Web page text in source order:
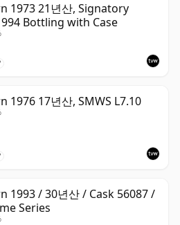
1973 21년산, Signatory
Bottling with Case
1976 17년산, SMWS L7.10
1993 / 30년산 / Cask 56087 /
Series